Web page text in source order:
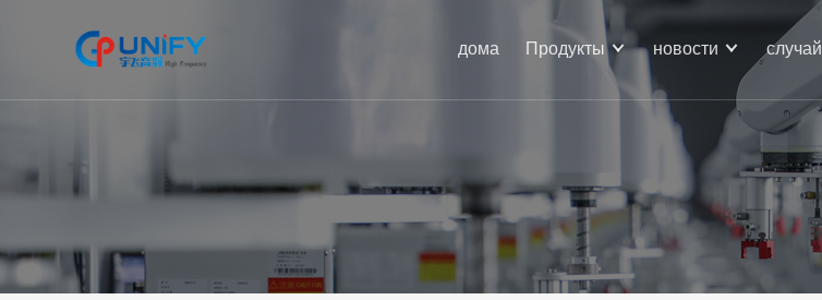
дома Продукты новости случай